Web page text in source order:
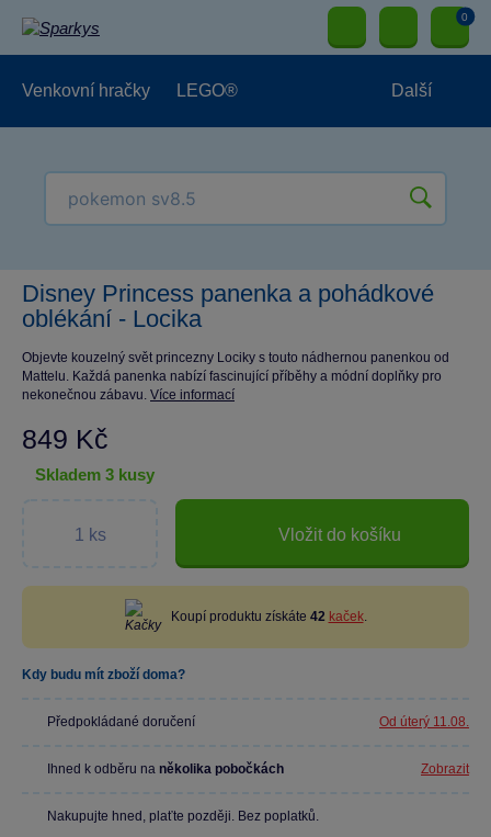
0
Venkovní hračky LEGO® Další
Disney Princess panenka a pohádkové
oblékání - Locika
Objevte kouzelný svět princezny Lociky s touto nádhernou panenkou od
Mattelu. Každá panenka nabízí fascinující příběhy a módní doplňky pro
nekonečnou zábavu. Více informací
849 Kč
skladem 3 kusy
Vložit do košíku
Koupí produktu získáte 42 kaček.
Kdy budu mít zboží doma?
Předpokládané doručení Od úterý 11.08.
Ihned k odběru na několika pobočkách Zobrazit
Nakupujte hned, plaťte později. Bez poplatků.